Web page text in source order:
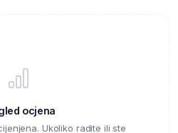
ocjena
Ukoliko radite ili ste